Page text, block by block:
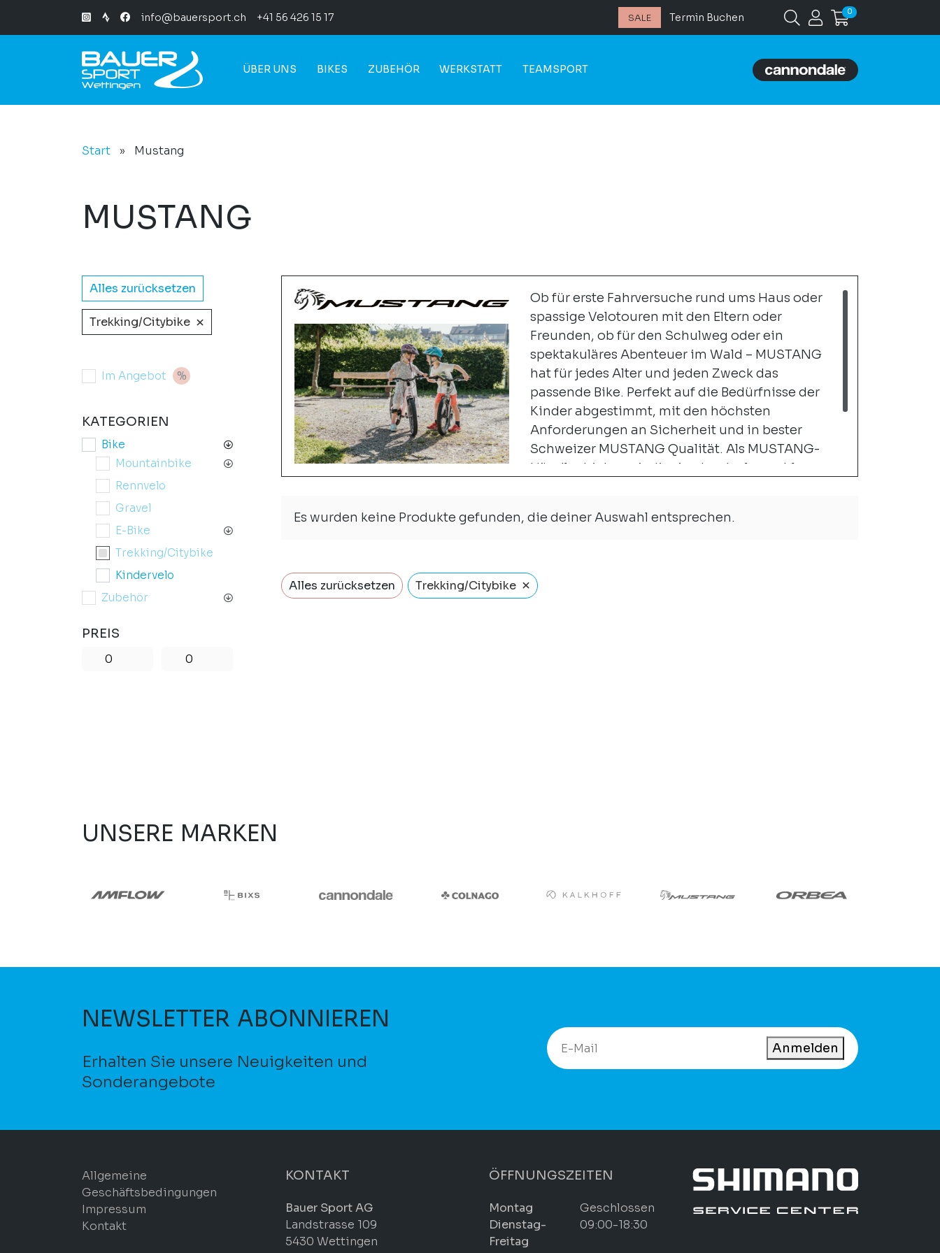
info@bauersport.ch +41 56 426 15 17 SALE Termin Buchen 0
ÜBER UNS BIKES ZUBEHÖR WERKSTATT TEAMSPORT
Start » Mustang
MUSTANG
Alles zurücksetzen
Trekking/Citybike ×
Im Angebot
KATEGORIEN
Bike
Mountainbike
Rennvelo
Gravel
E-Bike
Trekking/Citybike
Kindervelo
Zubehör
PREIS
Ob für erste Fahrversuche rund ums Haus oder
spassige Velotouren mit den Eltern oder
Freunden, ob für den Schulweg oder ein
spektakuläres Abenteuer im Wald – MUSTANG
hat für jedes Alter und jeden Zweck das
passende Bike. Perfekt auf die Bedürfnisse der
Kinder abgestimmt, mit den höchsten
Anforderungen an Sicherheit und in bester
Schweizer MUSTANG Qualität. Als MUSTANG-
Händler bieten wir dir eine bunte Auswahl an
speziell für Kinder entwickelten Bikes.
Es wurden keine Produkte gefunden, die deiner Auswahl entsprechen.
Alles zurücksetzen Trekking/Citybike ×
UNSERE MARKEN
NEWSLETTER ABONNIEREN
Erhalten Sie unsere Neuigkeiten und
Sonderangebote
Anmelden
Allgemeine
Geschäftsbedingungen
Impressum
Kontakt
KONTAKT
Bauer Sport AG
Landstrasse 109
5430 Wettingen
ÖFFNUNGSZEITEN
Montag
Geschlossen
Dienstag-
Freitag
09:00-18:30